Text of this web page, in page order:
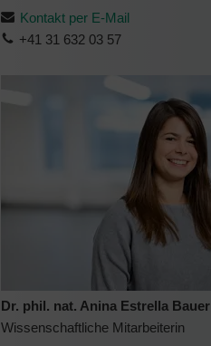
Kontakt per E-Mail
+41 31 632 03 57
Dr. phil. nat. Anina Estrella Bauer
Wissenschaftliche Mitarbeiterin